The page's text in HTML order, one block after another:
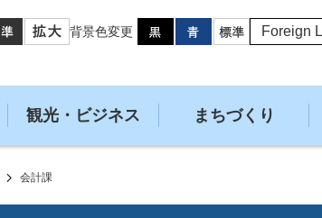
背景色変更
観光・ビジネス まちづくり
会計課